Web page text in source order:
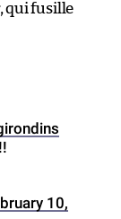
qui fusille
10,